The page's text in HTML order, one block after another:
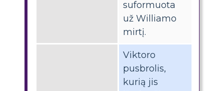
suformuota
už Williamo
mirtį.
Viktoro
pusbrolis,
kurią jis